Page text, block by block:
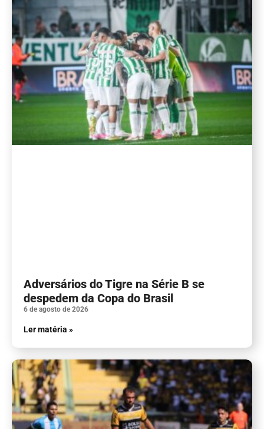
Adversários do Tigre na Série B se
despedem da Copa do Brasil
6 de agosto de 2026
Ler matéria »